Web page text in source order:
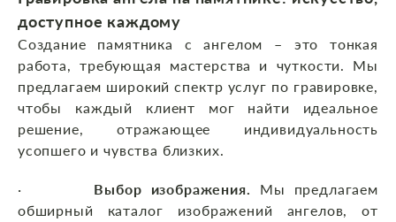
доступное каждому
Создание памятника с ангелом – это тонкая
работа, требующая мастерства и чуткости. Мы
предлагаем широкий спектр услуг по гравировке,
чтобы каждый клиент мог найти идеальное
решение, отражающее индивидуальность
усопшего и чувства близких.
· Выбор изображения. Мы предлагаем
обширный каталог изображений ангелов, от